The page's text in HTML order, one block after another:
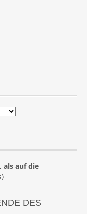
als auf die
DES